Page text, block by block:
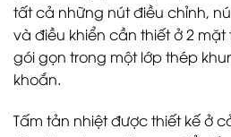
tất cả những nút điều chỉnh,
và điều khiển cần thiết ở 2 mặt
gói gọn trong một lớp thép
khoắn.
Tấm tản nhiệt được thiết kế ở